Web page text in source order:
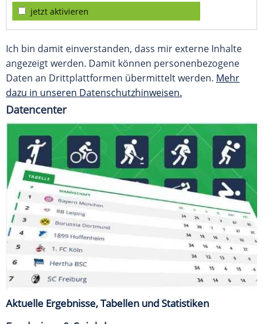
jetzt aktivieren
Ich bin damit einverstanden, dass mir externe Inhalte
angezeigt werden. Damit können personenbezogene
Daten an Drittplattformen übermittelt werden. Mehr
dazu in unseren Datenschutzhinweisen.
Datencenter
Aktuelle Ergebnisse, Tabellen und Statistiken